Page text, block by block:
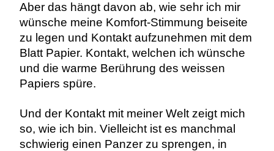
Aber das hängt davon ab, wie sehr ich mir
wünsche meine Komfort-Stimmung beiseite
zu legen und Kontakt aufzunehmen mit dem
Blatt Papier. Kontakt, welchen ich wünsche
und die warme Berührung des weissen
Papiers spüre.
Und der Kontakt mit meiner Welt zeigt mich
so, wie ich bin. Vielleicht ist es manchmal
schwierig einen Panzer zu sprengen, in